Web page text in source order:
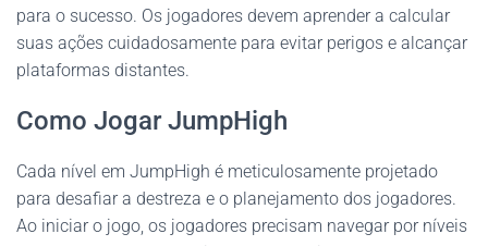
para o sucesso. Os jogadores devem aprender a calcular
suas ações cuidadosamente para evitar perigos e alcançar
plataformas distantes.
Como Jogar JumpHigh
Cada nível em JumpHigh é meticulosamente projetado
para desafiar a destreza e o planejamento dos jogadores.
Ao iniciar o jogo, os jogadores precisam navegar por níveis